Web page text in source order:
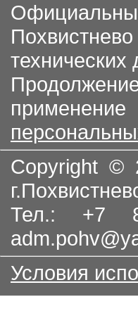
технических
Copyright ©
Тел.: +7
Условия